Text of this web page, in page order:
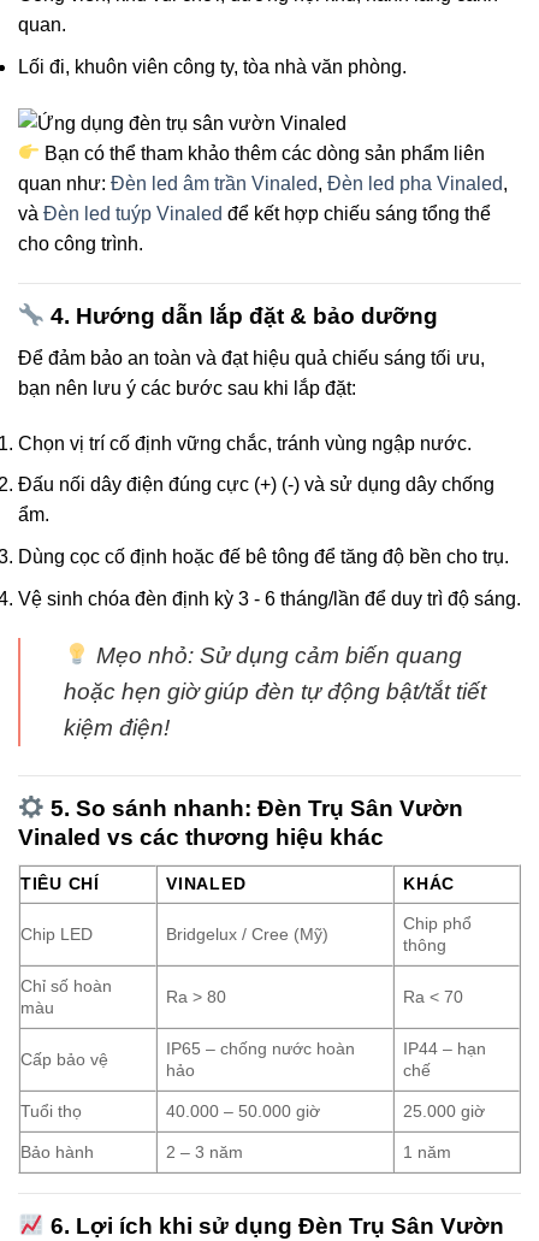
quan.
Lối đi, khuôn viên công ty, tòa nhà văn phòng.
Bạn có thể tham khảo thêm các dòng sản phẩm liên
quan như: Đèn led âm trần Vinaled, Đèn led pha Vinaled,
và Đèn led tuýp Vinaled để kết hợp chiếu sáng tổng thể
cho công trình.
4. Hướng dẫn lắp đặt & bảo dưỡng
Để đảm bảo an toàn và đạt hiệu quả chiếu sáng tối ưu,
bạn nên lưu ý các bước sau khi lắp đặt:
Chọn vị trí cố định vững chắc, tránh vùng ngập nước.
Đấu nối dây điện đúng cực (+) (-) và sử dụng dây chống
ẩm.
Dùng cọc cố định hoặc đế bê tông để tăng độ bền cho trụ.
Vệ sinh chóa đèn định kỳ 3 - 6 tháng/lần để duy trì độ sáng.
Mẹo nhỏ: Sử dụng cảm biến quang
hoặc hẹn giờ giúp đèn tự động bật/tắt tiết
kiệm điện!
5. So sánh nhanh: Đèn Trụ Sân Vườn
Vinaled vs các thương hiệu khác
TIÊU CHÍ VINALED KHÁC
Chip LED Bridgelux / Cree (Mỹ)
Chip phổ
thông
Chỉ số hoàn
màu
Ra > 80 Ra < 70
Cấp bảo vệ
IP65 – chống nước hoàn
hảo
IP44 – hạn
chế
Tuổi thọ 40.000 – 50.000 giờ 25.000 giờ
Bảo hành 2 – 3 năm 1 năm
6. Lợi ích khi sử dụng Đèn Trụ Sân Vườn